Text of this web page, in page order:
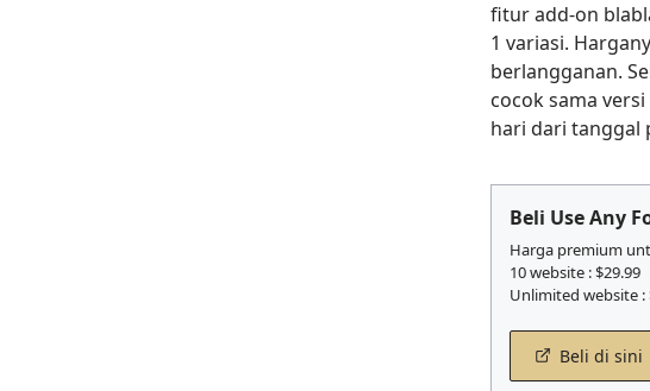
fitur add-on
1 variasi.
berlangganan.
cocok sama
hari dari tanggal
Beli Use Any
Harga premium
10 website : $29.99
Unlimited website :
Beli di sini